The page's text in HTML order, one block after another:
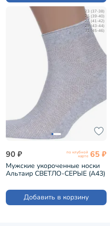
23 (37-38)
25 (39-40)
27 (41-42)
29 (43-44)
31 (45-46)
90 ₽ по клубной
карте 65 ₽
Мужские укороченные носки
Альтаир СВЕТЛО-СЕРЫЕ (А43)
Добавить в корзину